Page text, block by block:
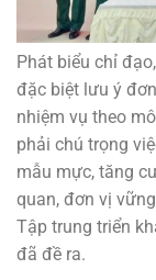
Phát biểu chỉ
đặc biệt lưu ý
nhiệm vụ theo
phải chú trọng
mẫu mực, tăng
quan, đơn vị
Tập trung triển
đã đề ra.